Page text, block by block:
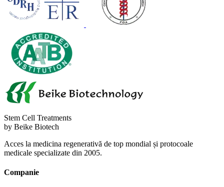
Stem Cell Treatments
by Beike Biotech
Acces la medicina regenerativă de top mondial și protocoale
medicale specializate din 2005.
Companie